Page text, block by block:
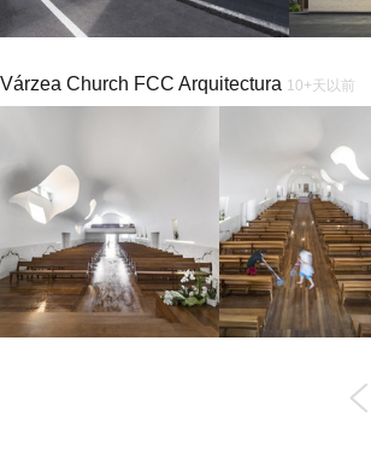
Várzea Church FCC Arquitectura 10+天以前